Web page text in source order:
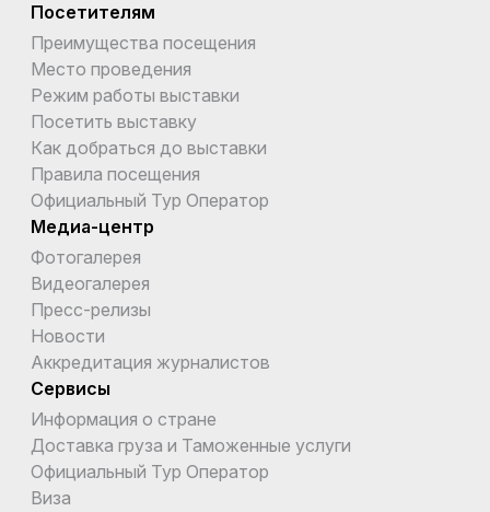
Посетителям
Преимущества посещения
Место проведения
Режим работы выставки
Посетить выставку
Как добраться до выставки
Правила посещения
Официальный Тур Оператор
Медиа-центр
Фотогалерея
Видеогалерея
Пресс-релизы
Новости
Аккредитация журналистов
Сервисы
Информация о стране
Доставка груза и Таможенные услуги
Официальный Тур Оператор
Виза